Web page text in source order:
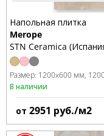
Напольная плитка
Merope
STN Ceramica
Размер: 1200x600 мм
В наличии
от 2951 руб./м2